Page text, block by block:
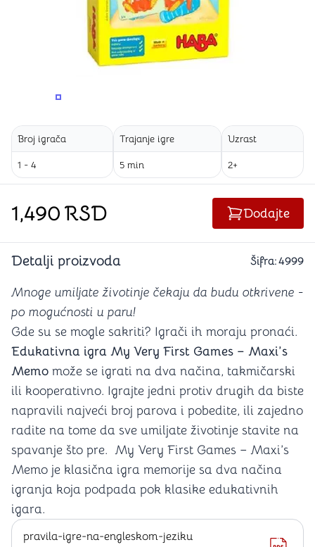
PROMENITE UGAO GLEDANJA
Broj igrača
1 - 4
Trajanje igre
5 min
Uzrast
2+
1,490RSD Dodajte
Detalji proizvoda Šifra:4999
Mnoge umiljate životinje čekaju da budu otkrivene -
po mogućnosti u paru!
Gde su se mogle sakriti? Igrači ih moraju pronaći.
Edukativna igra My Very First Games – Maxi’s
Memo može se igrati na dva načina, takmičarski
ili kooperativno. Igrajte jedni protiv drugih da biste
napravili najveći broj parova i pobedite, ili zajedno
radite na tome da sve umiljate životinje stavite na
spavanje što pre. My Very First Games – Maxi’s
Memo je klasična igra memorije sa dva načina
igranja koja podpada pok klasike edukativnih
igara.
pravila-igre-na-engleskom-jeziku